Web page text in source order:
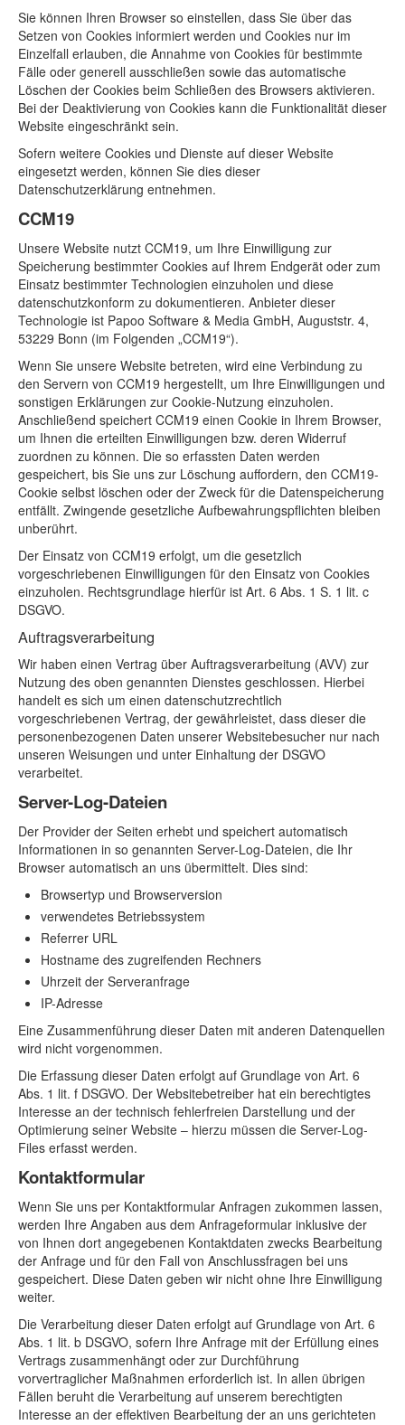
Sie können Ihren Browser so einstellen, dass Sie über das
Setzen von Cookies informiert werden und Cookies nur im
Einzelfall erlauben, die Annahme von Cookies für bestimmte
Fälle oder generell ausschließen sowie das automatische
Löschen der Cookies beim Schließen des Browsers aktivieren.
Bei der Deaktivierung von Cookies kann die Funktionalität dieser
Website eingeschränkt sein.
Sofern weitere Cookies und Dienste auf dieser Website
eingesetzt werden, können Sie dies dieser
Datenschutzerklärung entnehmen.
CCM19
Unsere Website nutzt CCM19, um Ihre Einwilligung zur
Speicherung bestimmter Cookies auf Ihrem Endgerät oder zum
Einsatz bestimmter Technologien einzuholen und diese
datenschutzkonform zu dokumentieren. Anbieter dieser
Technologie ist Papoo Software & Media GmbH, Auguststr. 4,
53229 Bonn (im Folgenden „CCM19“).
Wenn Sie unsere Website betreten, wird eine Verbindung zu
den Servern von CCM19 hergestellt, um Ihre Einwilligungen und
sonstigen Erklärungen zur Cookie-Nutzung einzuholen.
Anschließend speichert CCM19 einen Cookie in Ihrem Browser,
um Ihnen die erteilten Einwilligungen bzw. deren Widerruf
zuordnen zu können. Die so erfassten Daten werden
gespeichert, bis Sie uns zur Löschung auffordern, den CCM19-
Cookie selbst löschen oder der Zweck für die Datenspeicherung
entfällt. Zwingende gesetzliche Aufbewahrungspflichten bleiben
unberührt.
Der Einsatz von CCM19 erfolgt, um die gesetzlich
vorgeschriebenen Einwilligungen für den Einsatz von Cookies
einzuholen. Rechtsgrundlage hierfür ist Art. 6 Abs. 1 S. 1 lit. c
DSGVO.
Auftragsverarbeitung
Wir haben einen Vertrag über Auftragsverarbeitung (AVV) zur
Nutzung des oben genannten Dienstes geschlossen. Hierbei
handelt es sich um einen datenschutzrechtlich
vorgeschriebenen Vertrag, der gewährleistet, dass dieser die
personenbezogenen Daten unserer Websitebesucher nur nach
unseren Weisungen und unter Einhaltung der DSGVO
verarbeitet.
Server-Log-Dateien
Der Provider der Seiten erhebt und speichert automatisch
Informationen in so genannten Server-Log-Dateien, die Ihr
Browser automatisch an uns übermittelt. Dies sind:
Browsertyp und Browserversion
verwendetes Betriebssystem
Referrer URL
Hostname des zugreifenden Rechners
Uhrzeit der Serveranfrage
IP-Adresse
Eine Zusammenführung dieser Daten mit anderen Datenquellen
wird nicht vorgenommen.
Die Erfassung dieser Daten erfolgt auf Grundlage von Art. 6
Abs. 1 lit. f DSGVO. Der Websitebetreiber hat ein berechtigtes
Interesse an der technisch fehlerfreien Darstellung und der
Optimierung seiner Website – hierzu müssen die Server-Log-
Files erfasst werden.
Kontaktformular
Wenn Sie uns per Kontaktformular Anfragen zukommen lassen,
werden Ihre Angaben aus dem Anfrageformular inklusive der
von Ihnen dort angegebenen Kontaktdaten zwecks Bearbeitung
der Anfrage und für den Fall von Anschlussfragen bei uns
gespeichert. Diese Daten geben wir nicht ohne Ihre Einwilligung
weiter.
Die Verarbeitung dieser Daten erfolgt auf Grundlage von Art. 6
Abs. 1 lit. b DSGVO, sofern Ihre Anfrage mit der Erfüllung eines
Vertrags zusammenhängt oder zur Durchführung
vorvertraglicher Maßnahmen erforderlich ist. In allen übrigen
Fällen beruht die Verarbeitung auf unserem berechtigten
Interesse an der effektiven Bearbeitung der an uns gerichteten